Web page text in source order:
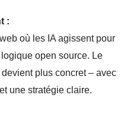
:
où les IA agissent pour
open source. Le
plus concret – avec
une stratégie claire.